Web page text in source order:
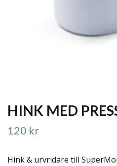
HINK MED
120 kr
Hink & urvridare till